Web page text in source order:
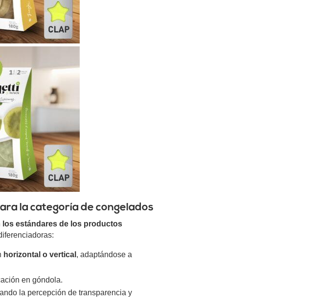
la categoría de congelados
los estándares de los productos
horizontal o vertical , adaptándose a
en góndola.
la percepción de transparencia y